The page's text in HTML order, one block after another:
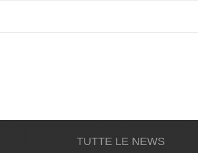
TUTTE LE NEWS